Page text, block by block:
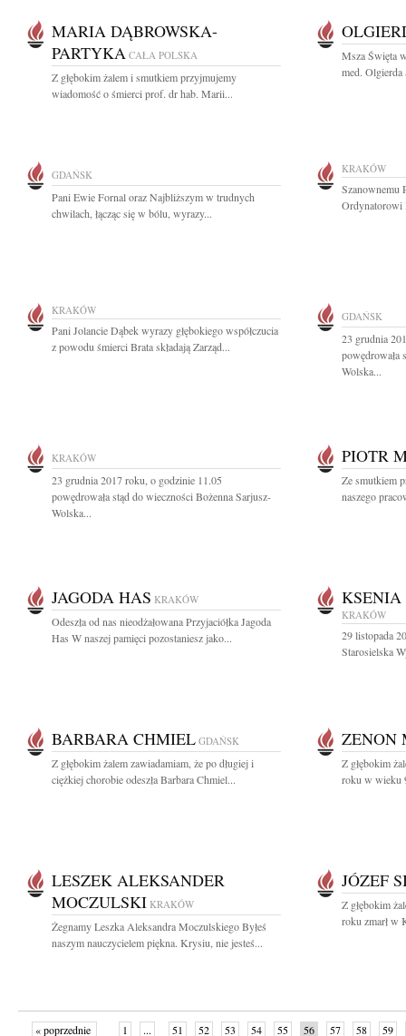
MARIA DĄBROWSKA-
PARTYKA CAŁA POLSKA
Z głębokim żalem i smutkiem przyjmujemy
wiadomość o śmierci prof. dr hab. Marii...
Msza Święta
med.
GDAŃSK
Pani Ewie Fornal oraz Najbliższym w trudnych
chwilach, łącząc się w bólu, wyrazy...
KRAKÓW
Szanownemu
Ordynatorowi
KRAKÓW
Pani Jolancie Dąbek wyrazy głębokiego współczucia
z powodu śmierci Brata składają Zarząd...
GDAŃSK
23 grudnia
powędrowała
Wolska...
KRAKÓW
23 grudnia 2017 roku, o godzinie 11.05
powędrowała stąd do wieczności Bożenna Sarjusz-
Wolska...
PIOTR
Ze smutkiem
naszego
JAGODA HAS KRAKÓW
Odeszła od nas nieodżałowana Przyjaciółka Jagoda
Has W naszej pamięci pozostaniesz jako...
KSENIA
KRAKÓW
29 listopada
Starosielska
BARBARA CHMIEL GDAŃSK
Z głębokim żalem zawiadamiam, że po długiej i
ciężkiej chorobie odeszła Barbara Chmiel...
ZENON
Z głębokim
roku w wieku
LESZEK ALEKSANDER
MOCZULSKI KRAKÓW
Żegnamy Leszka Aleksandra Moczulskiego Byłeś
naszym nauczycielem piękna. Krysiu, nie jesteś...
JÓZEF
Z głębokim
roku zmarł w
« poprzednie 1 ... 51 52 53 54 55 56 57 58 59